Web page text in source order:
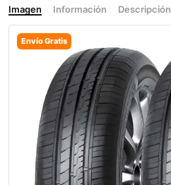
Imagen Información Descripción
Envío Gratis